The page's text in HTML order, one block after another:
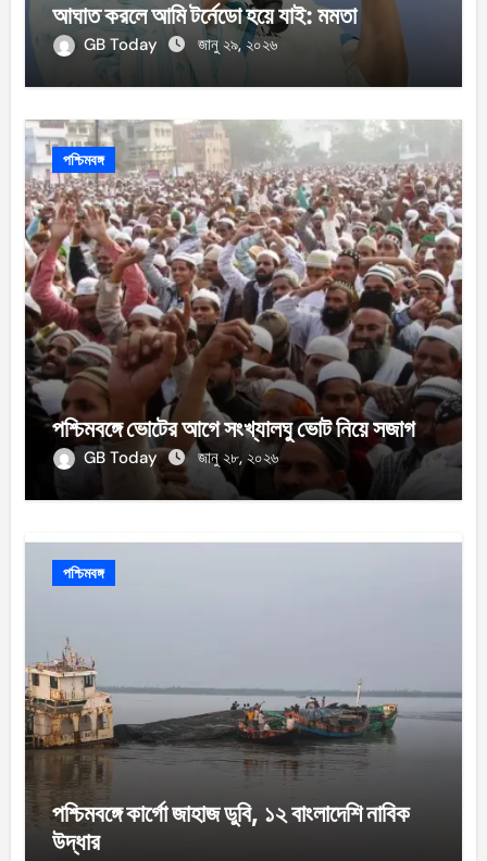
আঘাত করলে আমি টর্নেডো হয়ে যাই: মমতা
GB Today জানু ২৯, ২০২৬
পশ্চিমবঙ্গ
পশ্চিমবঙ্গে ভোটের আগে সংখ্যালঘু ভোট নিয়ে সজাগ
GB Today জানু ২৮, ২০২৬
পশ্চিমবঙ্গ
পশ্চিমবঙ্গে কার্গো জাহাজ ডুবি, ১২ বাংলাদেশি নাবিক
উদ্ধার